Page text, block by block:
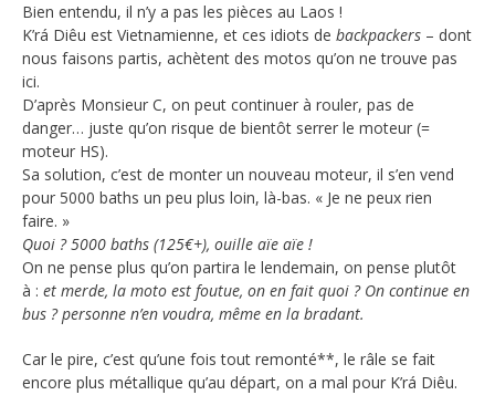
Bien entendu, il n’y a pas les pièces au Laos !
K’rá Diêu est Vietnamienne, et ces idiots de backpackers – dont
nous faisons partis, achètent des motos qu’on ne trouve pas
ici.
D’après Monsieur C, on peut continuer à rouler, pas de
danger… juste qu’on risque de bientôt serrer le moteur (=
moteur HS).
Sa solution, c’est de monter un nouveau moteur, il s’en vend
pour 5000 baths un peu plus loin, là-bas. « Je ne peux rien
faire. »
Quoi ? 5000 baths (125€+), ouille aïe aïe !
On ne pense plus qu’on partira le lendemain, on pense plutôt
à : et merde, la moto est foutue, on en fait quoi ? On continue en
bus ? personne n’en voudra, même en la bradant.
Car le pire, c’est qu’une fois tout remonté**, le râle se fait
encore plus métallique qu’au départ, on a mal pour K’rá Diêu.